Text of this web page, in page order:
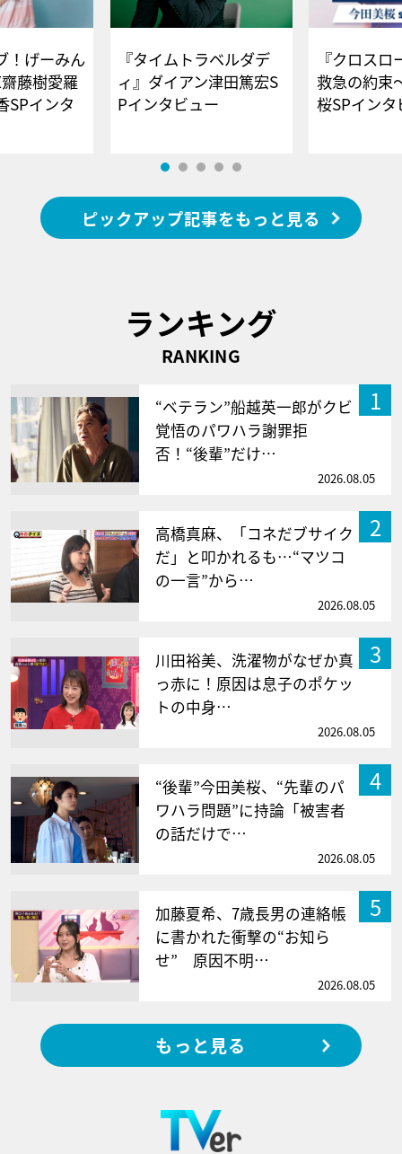
！げーみん
藤樹愛羅
SPインタ
『タイムトラベルダデ
ィ』ダイアン津田篤宏S
Pインタビュー
『クロス
救急の約束
桜SPイ
ピックアップ記事をもっと見る
ランキング
RANKING
1
“ベテラン”船越英一郎がクビ
覚悟のパワハラ謝罪拒
否！“後輩”だけ…
2026.08.05
2
高橋真麻、「コネだブサイク
だ」と叩かれるも…“マツコ
の一言”から…
2026.08.05
3
川田裕美、洗濯物がなぜか真
っ赤に！原因は息子のポケッ
トの中身…
2026.08.05
4
“後輩”今田美桜、“先輩のパ
ワハラ問題”に持論「被害者
の話だけで…
2026.08.05
5
加藤夏希、7歳長男の連絡帳
に書かれた衝撃の“お知ら
せ” 原因不明…
2026.08.05
もっと見る